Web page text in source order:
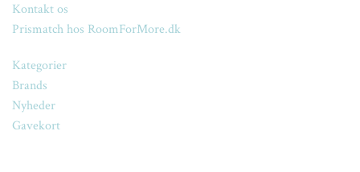
Kontakt os
Prismatch hos RoomForMore.dk
Kategorier
Brands
Nyheder
Gavekort